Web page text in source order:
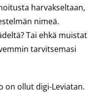
harvakseltaan,
nimeä.
Tai ehkä muistat
tarvitsemasi
on ollut digi-Leviatan.